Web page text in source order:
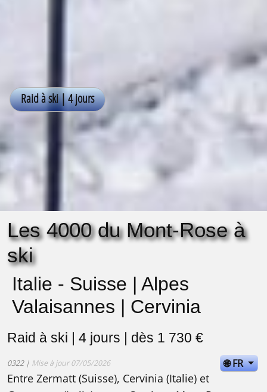
Les 4000 du Mont-Rose à
ski
Italie - Suisse | Alpes
Valaisannes | Cervinia
Raid à ski | 4 jours | dès 1 730 €
0322 | Mise à jour 07/05/2026 🌐 FR
Entre Zermatt (Suisse), Cervinia (Italie) et